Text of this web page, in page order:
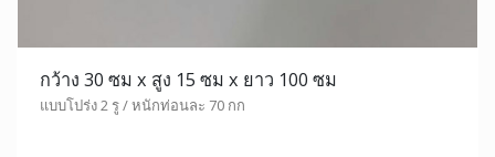
กว้าง 30 ซม x สูง 15 ซม x ยาว 100 ซม
แบบโปร่ง 2 รู / หนักท่อนละ 70 กก